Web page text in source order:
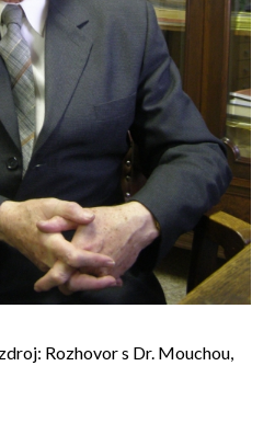
Rozhovor s Dr. Mouchou,